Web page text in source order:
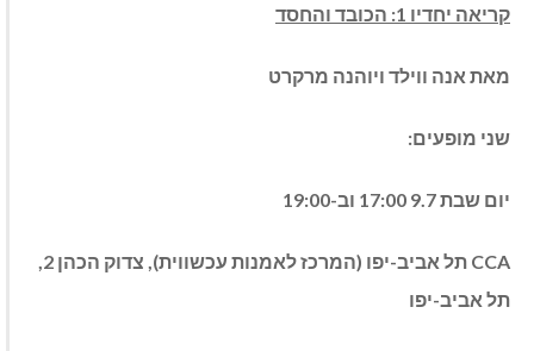
קריאה יחדיו 1: הכובד והחסד
מאת אנה ווילד ויוהנה מרקרט
שני מופעים:
יום שבת 9.7 17:00 וב-19:00
CCA
תל אביב-יפו (המרכז לאמנות עכשווית), צדוק הכהן 2,
תל אביב-יפו